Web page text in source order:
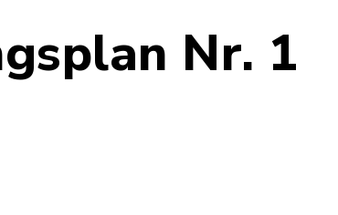
Nr. 1